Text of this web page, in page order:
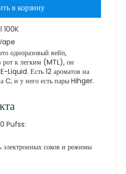
в корзину
одноразовый вейп,
рот к легким (MTL), он
Liquid. Есть 12 ароматов на
C, и у него есть пары Hihger.
Pufss:
соков и режимы